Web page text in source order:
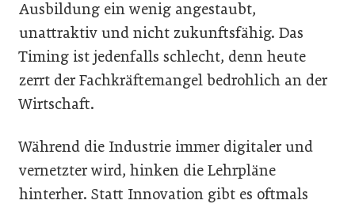
Ausbildung ein wenig angestaubt,
unattraktiv und nicht zukunftsfähig. Das
Timing ist jedenfalls schlecht, denn heute
zerrt der Fachkräftemangel bedrohlich an der
Wirtschaft.
Während die Industrie immer digitaler und
vernetzter wird, hinken die Lehrpläne
hinterher. Statt Innovation gibt es oftmals